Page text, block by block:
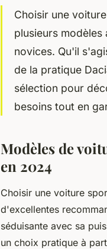
Choisir une
plusieurs
novices. Qu'il
de la pratique
sélection pour
besoins tout en
Modèles de
en 2024
Choisir une voiture
d'excellentes
séduisante avec sa
un choix pratique à